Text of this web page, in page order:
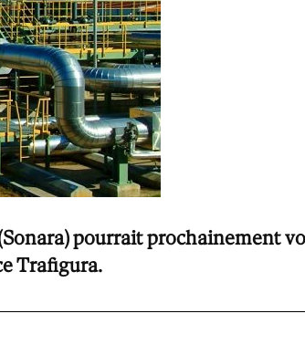
pourrait prochainement
Trafigura.